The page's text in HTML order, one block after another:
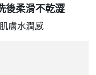
後柔滑不乾澀
膚水潤感